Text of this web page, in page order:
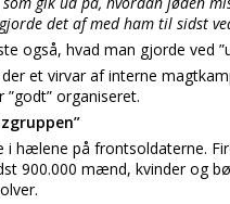
det af med ham til sidst
også, hvad man gjorde ved
et virvar af interne
”godt” organiseret.
i hælene på frontsoldaterne.
900.000 mænd, kvinder og